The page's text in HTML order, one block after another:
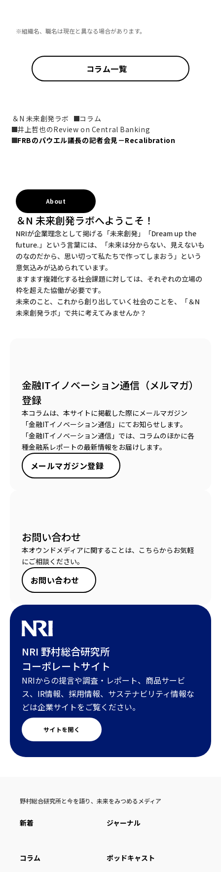
※組織名、職名は現在と異なる場合があります。
コラム一覧
＆N 未来創発ラボ
コラム
井上哲也のReview on Central Banking
FRBのパウエル議長の記者会見－Recalibration
About
＆N 未来創発ラボへようこそ！
NRIが企業理念として掲げる「未来創発」「Dream up the
future.」という言葉には、「未来は分からない、見えないも
のなのだから、思い切って私たちで作ってしまおう」という
意気込みが込められています。
ますます複雑化する社会課題に対しては、それぞれの立場の
枠を超えた協働が必要です。
未来のこと、これから創り出していく社会のことを、「＆N
未来創発ラボ」で共に考えてみませんか？
金融ITイノベーション通信（メルマガ）
登録
本コラムは、本サイトに掲載した際にメールマガジン
「金融ITイノベーション通信」にてお知らせします。
「金融ITイノベーション通信」では、コラムのほかに各
種金融系レポートの最新情報をお届けします。
メールマガジン登録
お問い合わせ
本オウンドメディアに関することは、こちらからお気軽
にご相談ください。
お問い合わせ
NRI 野村総合研究所
コーポレートサイト
NRIからの提言や調査・レポート、商品サービ
ス、IR情報、採用情報、サステナビリティ情報な
どは企業サイトをご覧ください。
サイトを開く
野村総合研究所と今を語り、未来をみつめるメディア
新着 ジャーナル
コラム ポッドキャスト